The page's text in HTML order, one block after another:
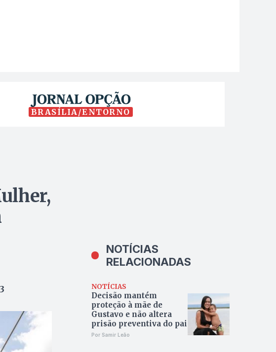
BRASÍLIA/ENTORNO
NOTÍCIAS
RELACIONADAS
NOTÍCIAS
Decisão mantém
proteção à mãe de
Gustavo e não altera
prisão preventiva do pai
Por Samir Leão